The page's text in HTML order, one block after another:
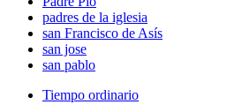
padres de la iglesia
san Francisco de Asís
san jose
san pablo
Tiempo ordinario